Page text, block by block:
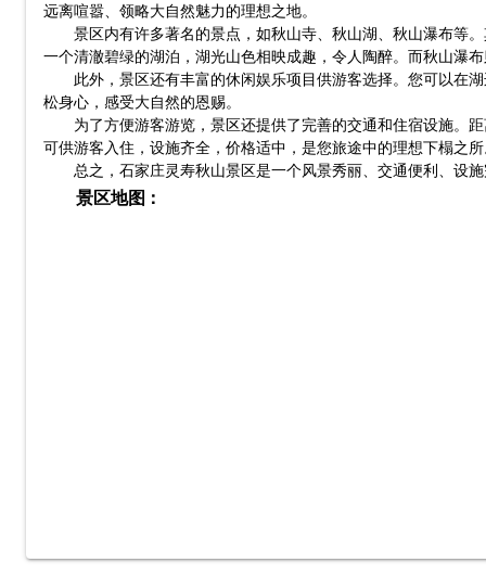
远离喧嚣、领略大自然魅力的理想之地。
景区内有许多著名的景点，如秋山寺、秋山湖、秋山瀑布等
一个清澈碧绿的湖泊，湖光山色相映成趣，令人陶醉。而秋山瀑
此外，景区还有丰富的休闲娱乐项目供游客选择。您可以在
松身心，感受大自然的恩赐。
为了方便游客游览，景区还提供了完善的交通和住宿设施。
可供游客入住，设施齐全，价格适中，是您旅途中的理想下榻之
总之，石家庄灵寿秋山景区是一个风景秀丽、交通便利、设
景区地图：